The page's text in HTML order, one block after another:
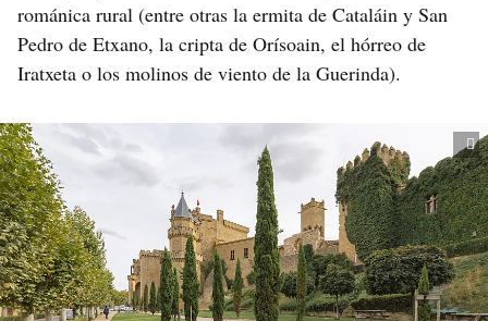
románica rural (entre otras la ermita de Cataláin y San
Pedro de Etxano, la cripta de Orísoain, el hórreo de
Iratxeta o los molinos de viento de la Guerinda).